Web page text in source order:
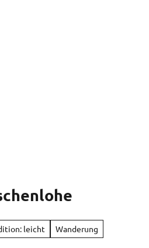
leicht Wanderung